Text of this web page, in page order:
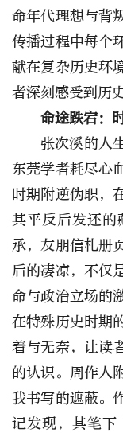
命年代理想与背
传播过程中每个
献在复杂历史环
者深刻感受到历
命途跌宕：
张次溪的人
东莞学者耗尽心
时期附逆伪职，
其平反后发还的
承，友朋信札册
后的凄凉，不仅
命与政治立场的
在特殊历史时期
着与无奈，让读
的认识。周作人
我书写的遮蔽。
记发现，其笔